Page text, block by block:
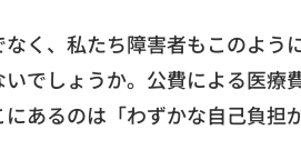
く、 私たち障害者もこのよう
でしょうか。 公費による医療
あるのは「わずかな自己負担